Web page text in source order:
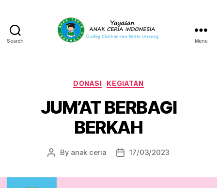
Search
Indonesia
Menu
Categories
DONASI KEGIATAN
JUM’AT BERBAGI
BERKAH
Post
By anak ceria
Post17/03/2023